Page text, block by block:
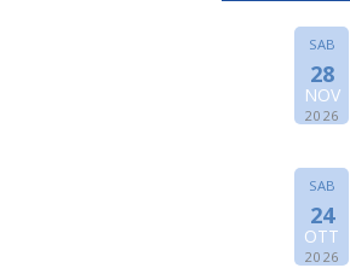
SAB
28
NOV
2026
SAB
24
OTT
2026